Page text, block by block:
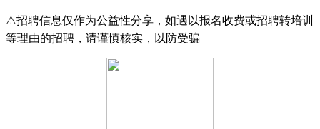
⚠️招聘信息仅作为公益性分享，如遇以报名收费或招聘转培训
等理由的招聘，请谨慎核实，以防受骗